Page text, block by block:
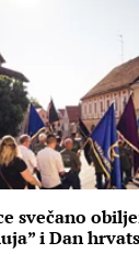
svečano
i Dan